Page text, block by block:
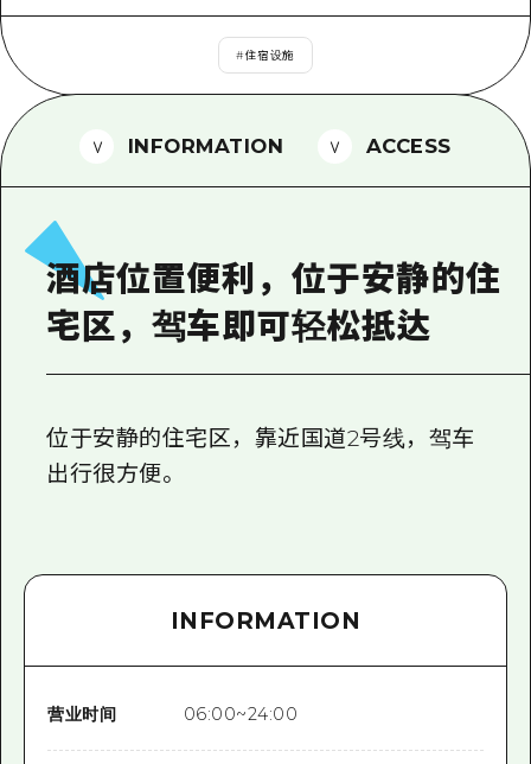
标准
历史·文化
自然
短途旅行
超值的游览门票
行李寄存和运送服务
志愿者指南
通过视频介绍广岛县的魅力！
灾难发生期间的交通信息
#住宿设施
INFORMATION ACCESS
酒店位置便利，位于安静的住
宅区，驾车即可轻松抵达
位于安静的住宅区，靠近国道2号线，驾车
出行很方便。
INFORMATION
营业时间 06:00~24:00